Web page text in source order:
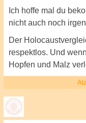
Ich hoffe mal du
nicht auch noch
Der
respektlos. Und
Hopfen und Malz